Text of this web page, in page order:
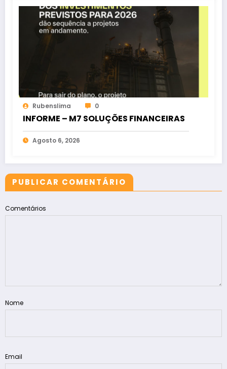
Rubenslima 0
INFORME – M7 SOLUÇÕES FINANCEIRAS
Agosto 6, 2026
PUBLICAR COMENTÁRIO
Comentários
Nome
Email